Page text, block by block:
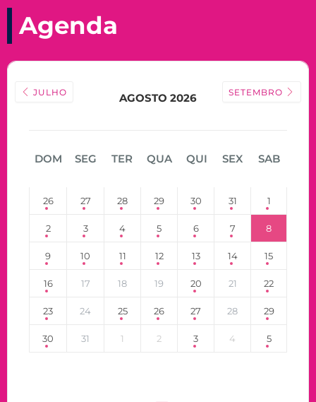
Agenda
JULHO AGOSTO 2026 SETEMBRO
DOM SEG TER QUA QUI SEX SAB
26 27 28 29 30 31 1
2 3 4 5 6 7 8
9 10 11 12 13 14 15
16 17 18 19 20 21 22
23 24 25 26 27 28 29
30 31 1 2 3 4 5